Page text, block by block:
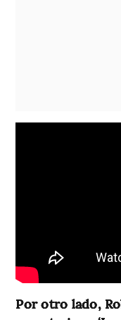
Por otro lado,